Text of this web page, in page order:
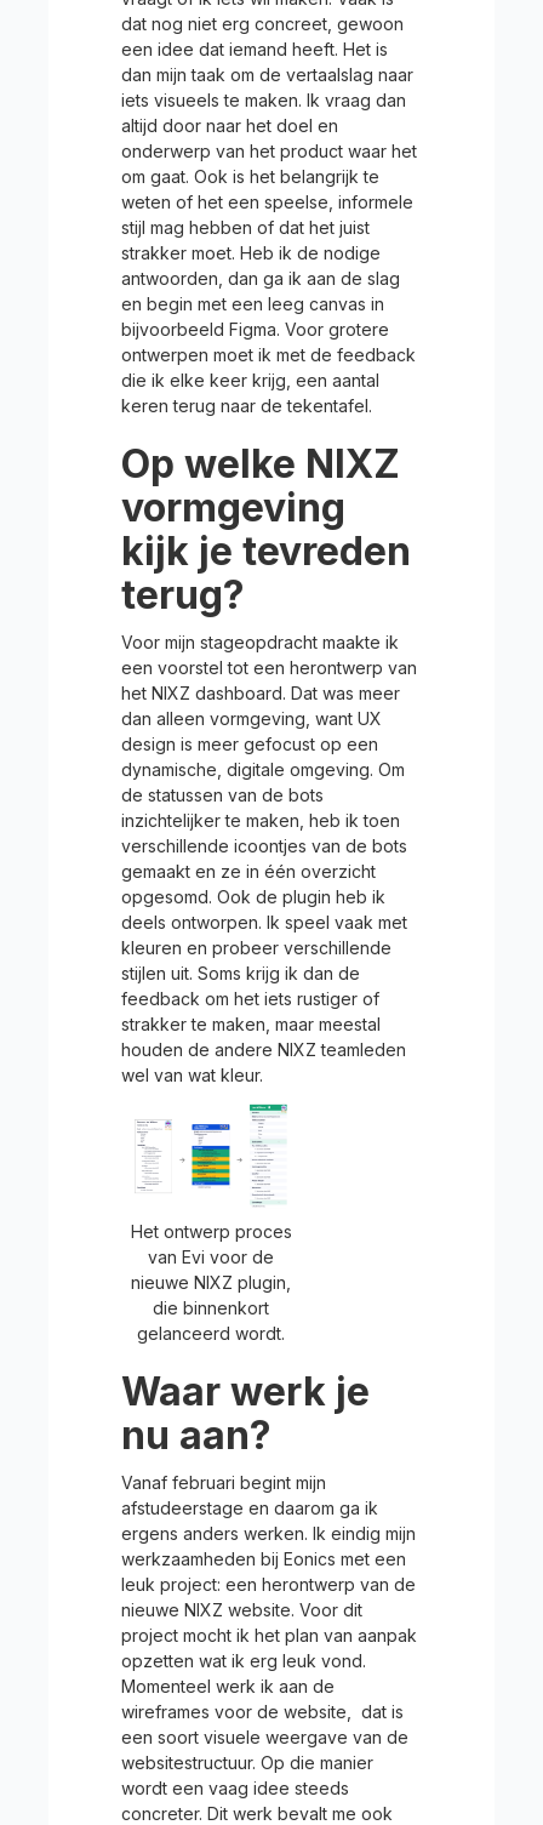
dat nog niet erg concreet, gewoon
een idee dat iemand heeft. Het is
dan mijn taak om de vertaalslag naar
iets visueels te maken. Ik vraag dan
altijd door naar het doel en
onderwerp van het product waar het
om gaat. Ook is het belangrijk te
weten of het een speelse, informele
stijl mag hebben of dat het juist
strakker moet. Heb ik de nodige
antwoorden, dan ga ik aan de slag
en begin met een leeg canvas in
bijvoorbeeld Figma. Voor grotere
ontwerpen moet ik met de feedback
die ik elke keer krijg, een aantal
keren terug naar de tekentafel.
Op welke NIXZ
vormgeving
kijk je tevreden
terug?
Voor mijn stageopdracht maakte ik
een voorstel tot een herontwerp van
het NIXZ dashboard. Dat was meer
dan alleen vormgeving, want UX
design is meer gefocust op een
dynamische, digitale omgeving. Om
de statussen van de bots
inzichtelijker te maken, heb ik toen
verschillende icoontjes van de bots
gemaakt en ze in één overzicht
opgesomd. Ook de plugin heb ik
deels ontworpen. Ik speel vaak met
kleuren en probeer verschillende
stijlen uit. Soms krijg ik dan de
feedback om het iets rustiger of
strakker te maken, maar meestal
houden de andere NIXZ teamleden
wel van wat kleur.
Het ontwerp proces
van Evi voor de
nieuwe NIXZ plugin,
die binnenkort
gelanceerd wordt.
Waar werk je
nu aan?
Vanaf februari begint mijn
afstudeerstage en daarom ga ik
ergens anders werken. Ik eindig mijn
werkzaamheden bij Eonics met een
leuk project: een herontwerp van de
nieuwe NIXZ website. Voor dit
project mocht ik het plan van aanpak
opzetten wat ik erg leuk vond.
Momenteel werk ik aan de
wireframes voor de website, dat is
een soort visuele weergave van de
websitestructuur. Op die manier
wordt een vaag idee steeds
concreter. Dit werk bevalt me ook